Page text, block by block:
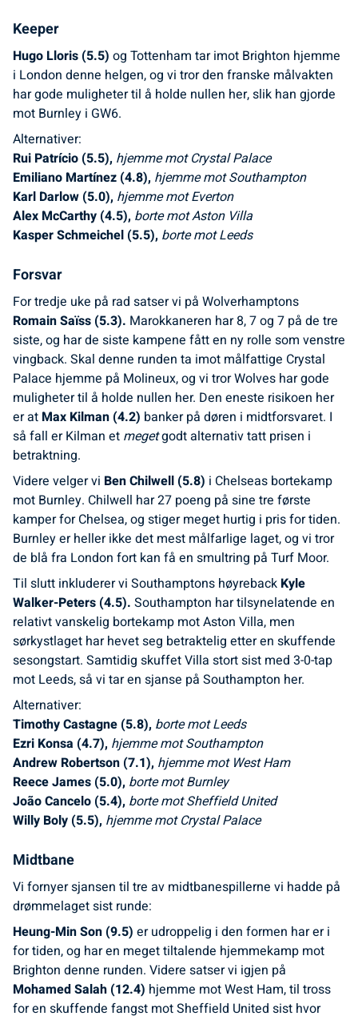
Keeper
Hugo Lloris (5.5) og Tottenham tar imot Brighton hjemme
i London denne helgen, og vi tror den franske målvakten
har gode muligheter til å holde nullen her, slik han gjorde
mot Burnley i GW6.
Alternativer:
Rui Patrício (5.5), hjemme mot Crystal Palace
Emiliano Martínez (4.8), hjemme mot Southampton
Karl Darlow (5.0), hjemme mot Everton
Alex McCarthy (4.5), borte mot Aston Villa
Kasper Schmeichel (5.5), borte mot Leeds
Forsvar
For tredje uke på rad satser vi på Wolverhamptons
Romain Saïss (5.3). Marokkaneren har 8, 7 og 7 på de tre
siste, og har de siste kampene fått en ny rolle som venstre
vingback. Skal denne runden ta imot målfattige Crystal
Palace hjemme på Molineux, og vi tror Wolves har gode
muligheter til å holde nullen her. Den eneste risikoen her
er at Max Kilman (4.2) banker på døren i midtforsvaret. I
så fall er Kilman et megetgodt alternativ tatt prisen i
betraktning.
Videre velger vi Ben Chilwell (5.8) i Chelseas bortekamp
mot Burnley. Chilwell har 27 poeng på sine tre første
kamper for Chelsea, og stiger meget hurtig i pris for tiden.
Burnley er heller ikke det mest målfarlige laget, og vi tror
de blå fra London fort kan få en smultring på Turf Moor.
Til slutt inkluderer vi Southamptons høyreback Kyle
Walker-Peters (4.5). Southampton har tilsynelatende en
relativt vanskelig bortekamp mot Aston Villa, men
sørkystlaget har hevet seg betraktelig etter en skuffende
sesongstart. Samtidig skuffet Villa stort sist med 3-0-tap
mot Leeds, så vi tar en sjanse på Southampton her.
Alternativer:
Timothy Castagne (5.8), borte mot Leeds
Ezri Konsa (4.7), hjemme mot Southampton
Andrew Robertson (7.1), hjemme mot West Ham
Reece James (5.0), borte mot Burnley
João Cancelo (5.4), borte mot Sheffield United
Willy Boly (5.5), hjemme mot Crystal Palace
Midtbane
Vi fornyer sjansen til tre av midtbanespillerne vi hadde på
drømmelaget sist runde:
Heung-Min Son (9.5) er udroppelig i den formen har er i
for tiden, og har en meget tiltalende hjemmekamp mot
Brighton denne runden. Videre satser vi igjen på
Mohamed Salah (12.4) hjemme mot West Ham, til tross
for en skuffende fangst mot Sheffield United sist hvor